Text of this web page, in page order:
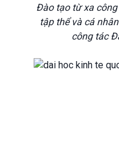
Đào tạo từ xa
tập thể và cá
công tác